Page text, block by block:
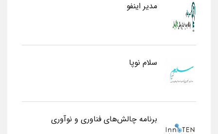
مدیر اینفو
سلام نوپا
برنامه چالش‌های فناوری و نوآوری